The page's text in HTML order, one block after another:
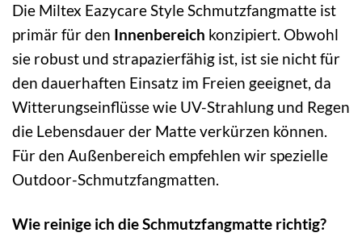
Die Miltex Eazycare Style Schmutzfangmatte ist
primär für den Innenbereich konzipiert. Obwohl
sie robust und strapazierfähig ist, ist sie nicht für
den dauerhaften Einsatz im Freien geeignet, da
Witterungseinflüsse wie UV-Strahlung und Regen
die Lebensdauer der Matte verkürzen können.
Für den Außenbereich empfehlen wir spezielle
Outdoor-Schmutzfangmatten.
Wie reinige ich die Schmutzfangmatte richtig?